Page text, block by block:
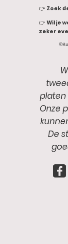
👉 Zoek
👉 Wil je
zeker
Onze
De